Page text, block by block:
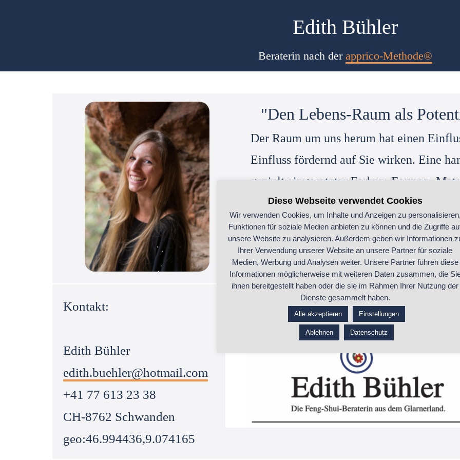
Edith Bühler
Beraterin nach der apprico-Methode®
"Den Lebens-Raum als
Der Raum um uns herum hat einen
Einfluss fördernd auf Sie wirken. Eine
gezielt eingesetzter Farben, Formen,
Sie ein förderliches „Jetzt“ erschaffen.
eigenen Business – Feng Shui kann
Kontakt:
Edith Bühler
edith.buehler@hotmail.com
+41 77 613 23 38
CH-8762 Schwanden
geo:46.994436,9.074165
https://home-with-fengshui.ch
Diese Webseite verwendet Cookies
Wir verwenden Cookies, um Inhalte und Anzeigen zu
Funktionen für soziale Medien anbieten zu können und die Zugriffe
unsere Website zu analysieren. Außerdem geben wir Informationen
Ihrer Verwendung unserer Website an unsere Partner für soziale
Medien, Werbung und Analysen weiter. Unsere Partner führen diese
Informationen möglicherweise mit weiteren Daten zusammen, die
ihnen bereitgestellt haben oder die sie im Rahmen Ihrer Nutzung der
Dienste gesammelt haben.
Alle akzeptieren Einstellungen
Ablehnen Datenschutz